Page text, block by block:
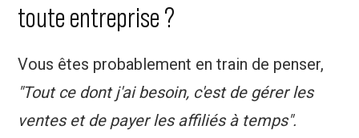
toute entreprise ?
Vous êtes probablement en train de penser,
"Tout ce dont j'ai besoin, c'est de gérer les
ventes et de payer les affiliés à temps".